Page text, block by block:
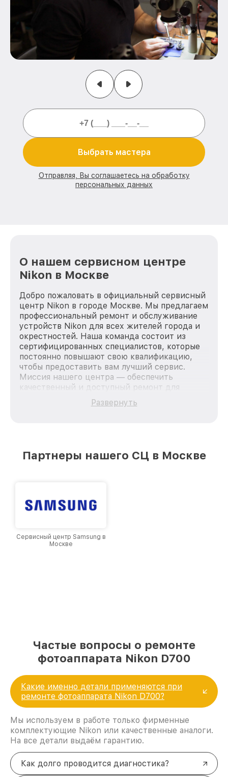
Выбрать мастера
Отправляя, Вы соглашаетесь на обработку
персональных данных
О нашем сервисном центре
Nikon в Москве
Добро пожаловать в официальный сервисный
центр Nikon в городе Москве. Мы предлагаем
профессиональный ремонт и обслуживание
устройств Nikon для всех жителей города и
окрестностей. Наша команда состоит из
сертифицированных специалистов, которые
постоянно повышают свою квалификацию,
чтобы предоставить вам лучший сервис.
Миссия нашего центра — обеспечить
качественный и доступный ремонт для
каждого пользователя продукции Nikon, вне
зависимости от сложности поломки. Мы
Москве, постоянно повышая уровень доверия
Развернуть
Партнеры нашего СЦ в Москве
Сервисный центр Samsung в
Москве
Частые вопросы о ремонте
фотоаппарата Nikon D700
Какие именно детали применяются при
ремонте фотоаппарата Nikon D700?
Мы используем в работе только фирменные
комплектующие Nikon или качественные аналоги.
На все детали выдаём гарантию.
Как долго проводится диагностика?